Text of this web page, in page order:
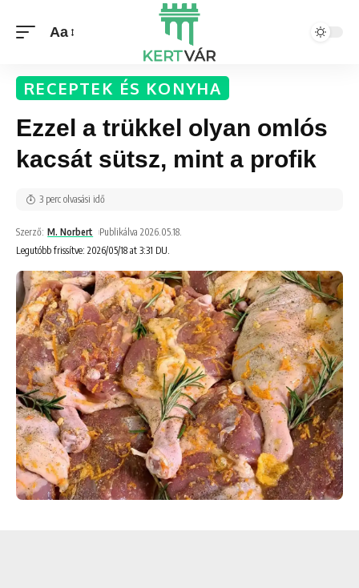
Aa
RECEPTEK ÉS KONYHA
Ezzel a trükkel olyan omlós
kacsát sütsz, mint a profik
Legutóbb frissítve: 2026/05/18 at 3:31 DU.
Szerző: M. Norbert Publikálva 2026.05.18.
3 perc olvasási idő